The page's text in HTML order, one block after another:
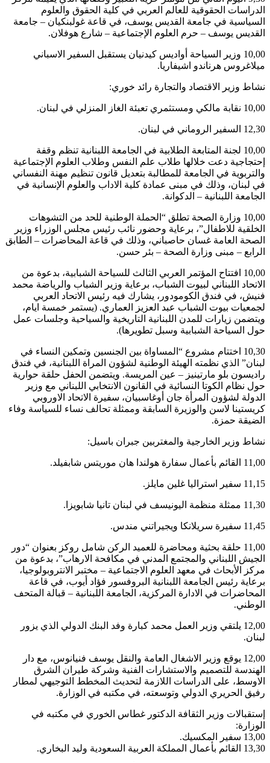
الدراسات الحقوقية للعالم العربي في كلية الحقوق والعلوم
السياسية في جامعة القديس يوسف، في قاعة غولبنكيان – جامعة
القديس يوسف – حرم العلوم الإجتماعية – شارع هوفلان.
10,00 وزير السياحة أواديس كيدنيان يستقبل السفير الاسباني
ميلاغروس هرناندو اشيفاريا.
نشاط وزير الاقتصاد والتجارة رائد خوري:
10,00 نقابة مالكي ومستثمري تعبئة الغاز المنزلي في لبنان.
12,30 السفير الروماني في لبنان.
10,00 لجنة المتابعة الطلابية في الجامعة اللبنانية تنظم وقفة
إحتجاجية دعت خلالها طلاب علم النفس وطلاب العلوم الإجتماعية
والتربوية في الجامعة للمطالبة بتعديل قانون تنظيم مهنة النفساني
في لبنان، وذلك في مبنى عمادة كلية الاداب والعلوم الإنسانية في
الجامعة اللبنانية – الدكوانة.
10,00 وزارة الصحة تطلق “الحملة الوطنية للحد من التشوهات
الخلقية للاطفال”، برعاية وحضور نائب رئيس مجلس الوزراء وزير
الصحة العامة غسان حاصباني، وذلك في قاعة المحاضرات – الطابق
الرابع – مبنى وزارة الصحة – بئر حسن.
10,00 افتتاح المؤتمر العربي الثالث للسياحة الشبابية، بدعوة من
الاتحاد اللبناني لبيوت الشباب، برعاية وزير الشباب والرياضة محمد
فنيش، في فندق الكومودور، يشارك فيه رئيس الاتحاد العربي
لجمعيات بيوت الشباب عبد العزيز العماري. (يستمر خمسة ايام،
ويتضمن زيارات للمدن اللبنانية التاريخية والسياحية وجلسات عمل
حول السياحة الشبابية وسبل تطويرها).
10,30 اختتام مشروع “المساواة بين الجنسين وتمكين النساء في
لبنان” الذي نظمته الهيئة الوطنية لشؤون المراة اللبنانية، في فندق
راديسون بلو مارتينيز – عين المريسة. ويتضمن الحفل حلقة حوارية
حول نظام الكوتا النسائية في القانون الانتخابي اللبناني مع وزير
الدولة لشؤون المرأة جان أوغاسبيان، سفيرة الاتحاد الاوروبي
كريستينا لاسن والوزيرة السابقة وممثلة تحالف نساء للسياسة وفاء
الضيقة حمزة.
نشاط وزير الخارجية والمغتربين جبران باسيل:
11,00 القائم بأعمال سفارة هولندا هان موريتس شابفيلد.
11,15 سفير استراليا غلين مايلز.
11,30 ممثلة منظمة اليونيسف في لبنان تانيا شابويزا.
11,45 سفيرة سريلانكا ويجيراتني مندس.
11,00 حلقة بحثية ومحاضرة للعميد الركن شامل روكز بعنوان “دور
الجيش اللبناني والمجتمع المدني في مكافحة الارهاب”، بدعوة من
مركز الأبحاث في معهد العلوم الاجتماعية – مختبر الانتروبولوجيا،
برعاية رئيس الجامعة اللبنانية البروفسور فؤاد أيوب، في قاعة
المحاضرات في الادارة المركزية، الجامعة اللبنانية – قبالة المتحف
الوطني.
12,00 يلتقي وزير العمل محمد كبارة وفد البنك الدولي الذي يزور
لبنان.
12,00 يوقع وزير الاشغال العامة والنقل يوسف فنيانوس، مع دار
الهندسة للتصميم والاستشارات الفنية وشركة طيران الشرق
الاوسط، على الدراسات اللازمة لتحديث المخطط التوجيهي لمطار
رفيق الحريري الدولي وتوسعته، في مكتبه في الوزارة.
إستقبالات وزير الثقافة الدكتور غطاس الخوري في مكتبه في
الوزارة:
13,00 سفير المكسيك.
13,30 القائم بأعمال المملكة العربية السعودية وليد البخاري.